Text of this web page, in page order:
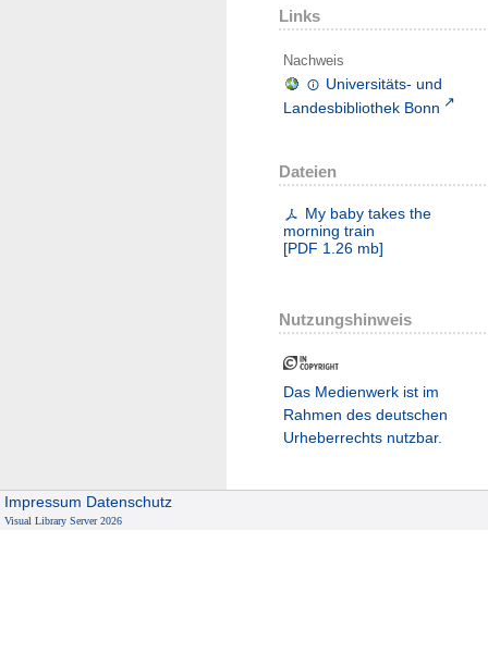
Links
Nachweis
Universitäts- und
Landesbibliothek Bonn
Dateien
My baby takes the
morning train
[PDF 1.26 mb]
Nutzungshinweis
Das Medienwerk ist im
Rahmen des deutschen
Urheberrechts nutzbar.
Impressum Datenschutz
Visual Library Server 2026